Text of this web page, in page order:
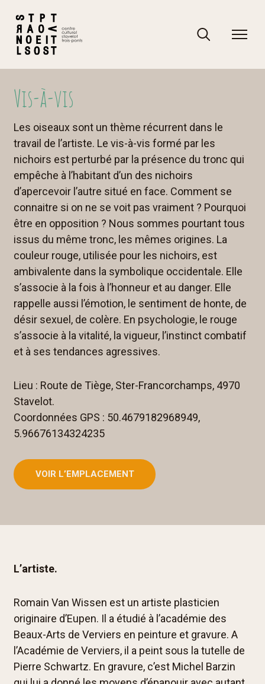
content
Rechercher
Rechercher
Vis-à-vis
Les oiseaux sont un thème récurrent dans le
travail de l’artiste. Le vis-à-vis formé par les
nichoirs est perturbé par la présence du tronc qui
empêche à l’habitant d’un des nichoirs
d’apercevoir l’autre situé en face. Comment se
connaitre si on ne se voit pas vraiment ? Pourquoi
être en opposition ? Nous sommes pourtant tous
issus du même tronc, les mêmes origines. La
couleur rouge, utilisée pour les nichoirs, est
ambivalente dans la symbolique occidentale. Elle
s’associe à la fois à l’honneur et au danger. Elle
rappelle aussi l’émotion, le sentiment de honte, de
désir sexuel, de colère. En psychologie, le rouge
s’associe à la vitalité, la vigueur, l’instinct combatif
et à ses tendances agressives.
Lieu : Route de Tiège, Ster-Francorchamps, 4970
Stavelot.
Coordonnées GPS : 50.4679182968949,
5.96676134324235
VOIR L’EMPLACEMENT
L’artiste.
Romain Van Wissen est un artiste plasticien
originaire d’Eupen. Il a étudié à l’académie des
Beaux-Arts de Verviers en peinture et gravure. A
l’Académie de Verviers, il a peint sous la tutelle de
Pierre Schwartz. En gravure, c’est Michel Barzin